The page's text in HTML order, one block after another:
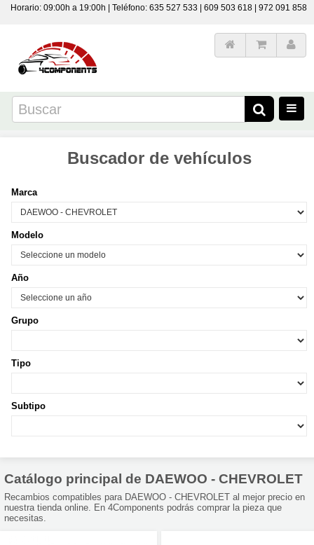
Horario: 09:00h a 19:00h | Teléfono: 635 527 533 | 609 503 618 | 972 091 858
Buscador de vehículos
Marca
Modelo
Año
Grupo
Tipo
Subtipo
Catálogo principal de DAEWOO - CHEVROLET
Recambios compatibles para DAEWOO - CHEVROLET al mejor precio en
nuestra tienda online. En 4Components podrás comprar la pieza que
necesitas.